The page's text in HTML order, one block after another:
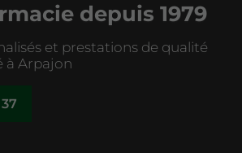
depuis 1979
et prestations de qualité
à Arpajon